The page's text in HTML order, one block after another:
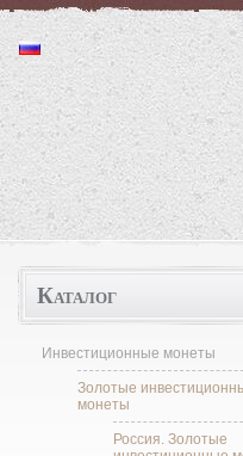
Монеты "http://moneta.1kzn.ru"
Каталог
Инвестиционные монеты
Золотые
монеты
Россия. Золотые